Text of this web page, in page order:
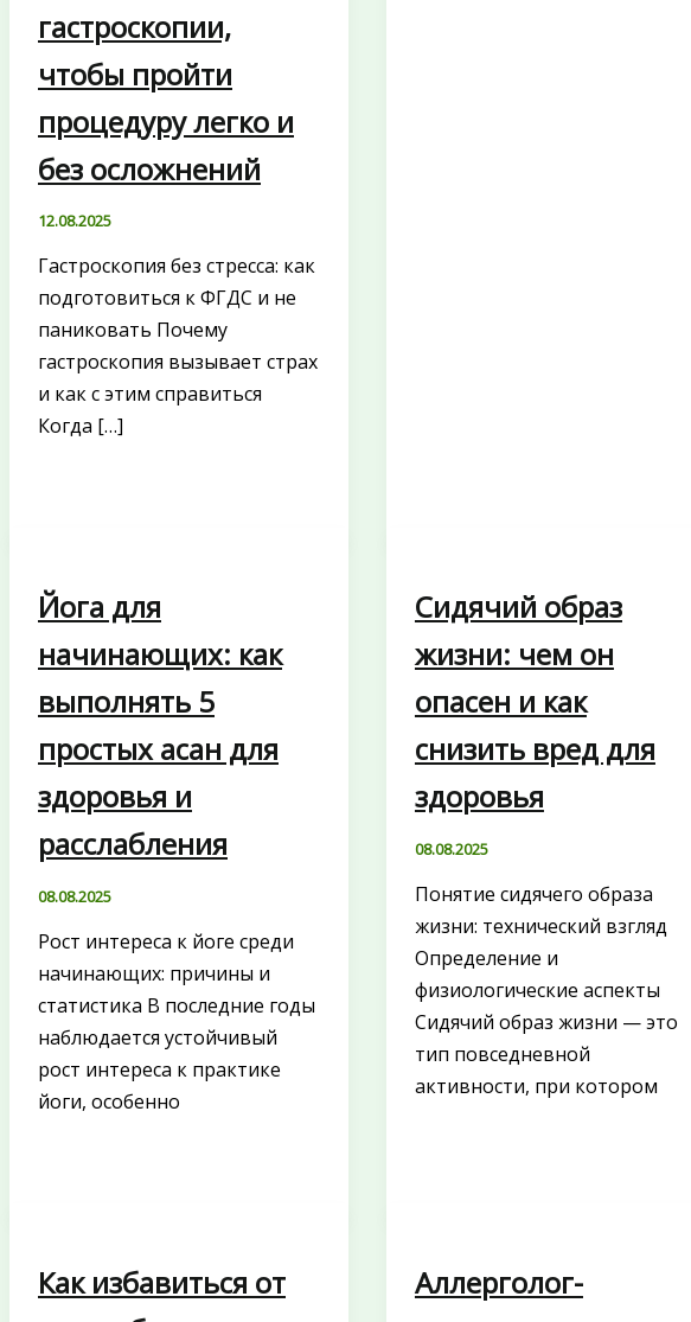
гастроскопии,
чтобы пройти
процедуру легко и
без осложнений
12.08.2025
Гастроскопия без стресса: как
подготовиться к ФГДС и не
паниковать Почему
гастроскопия вызывает страх
и как с этим справиться
Когда […]
Йога для
начинающих: как
выполнять 5
простых асан для
здоровья и
расслабления
08.08.2025
Рост интереса к йоге среди
начинающих: причины и
статистика В последние годы
наблюдается устойчивый
рост интереса к практике
йоги, особенно
Сидячий образ
жизни: чем он
опасен и как
снизить вред для
здоровья
08.08.2025
Понятие сидячего образа
жизни: технический взгляд
Определение и
физиологические аспекты
Сидячий образ жизни — это
тип повседневной
активности, при котором
Как избавиться от
Аллерголог-